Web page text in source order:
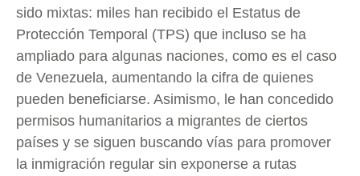
sido mixtas: miles han recibido el Estatus de
Protección Temporal (TPS) que incluso se ha
ampliado para algunas naciones, como es el caso
de Venezuela, aumentando la cifra de quienes
pueden beneficiarse. Asimismo, le han concedido
permisos humanitarios a migrantes de ciertos
países y se siguen buscando vías para promover
la inmigración regular sin exponerse a rutas